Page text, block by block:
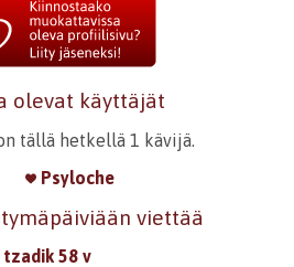
olevat käyttäjät
tällä hetkellä 1 kävijä.
Psyloche
viettää
tzadik 58 v